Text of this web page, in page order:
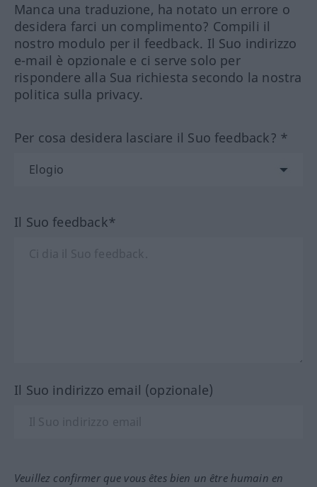
Manca una traduzione, ha notato un errore o
desidera farci un complimento? Compili il
nostro modulo per il feedback. Il Suo indirizzo
e-mail è opzionale e ci serve solo per
rispondere alla Sua richiesta secondo la nostra
politica sulla privacy.
Per cosa desidera lasciare il Suo feedback? *
Il Suo feedback*
Il Suo indirizzo email (opzionale)
Veuillez confirmer que vous êtes bien un être humain en